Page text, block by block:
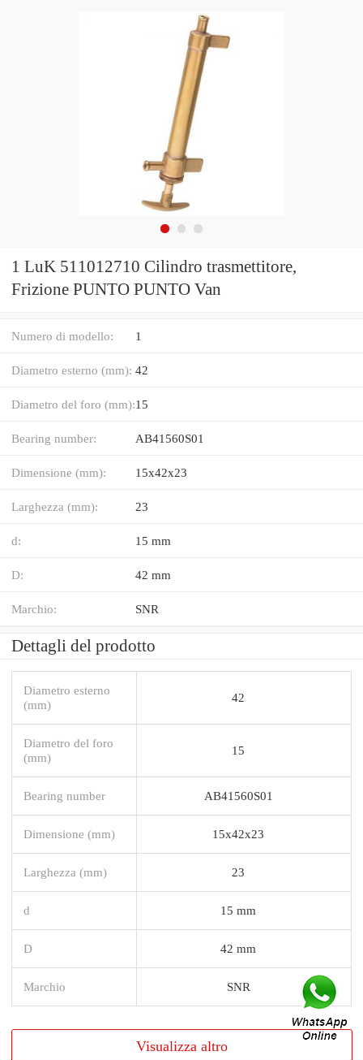
1 LuK 511012710 Cilindro trasmettitore,
Frizione PUNTO PUNTO Van
Numero di modello: 1
Diametro esterno (mm): 42
Diametro del foro (mm):15
Bearing number: AB41560S01
Dimensione (mm): 15x42x23
Larghezza (mm): 23
d: 15 mm
D: 42 mm
Marchio: SNR
Dettagli del prodotto
Diametro esterno
(mm)
42
Diametro del foro
(mm)
15
Bearing number AB41560S01
Dimensione (mm) 15x42x23
Larghezza (mm) 23
d 15 mm
D 42 mm
Marchio SNR
Visualizza altro